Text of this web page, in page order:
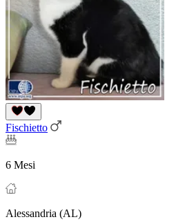
Fischietto
6 Mesi
Alessandria (AL)